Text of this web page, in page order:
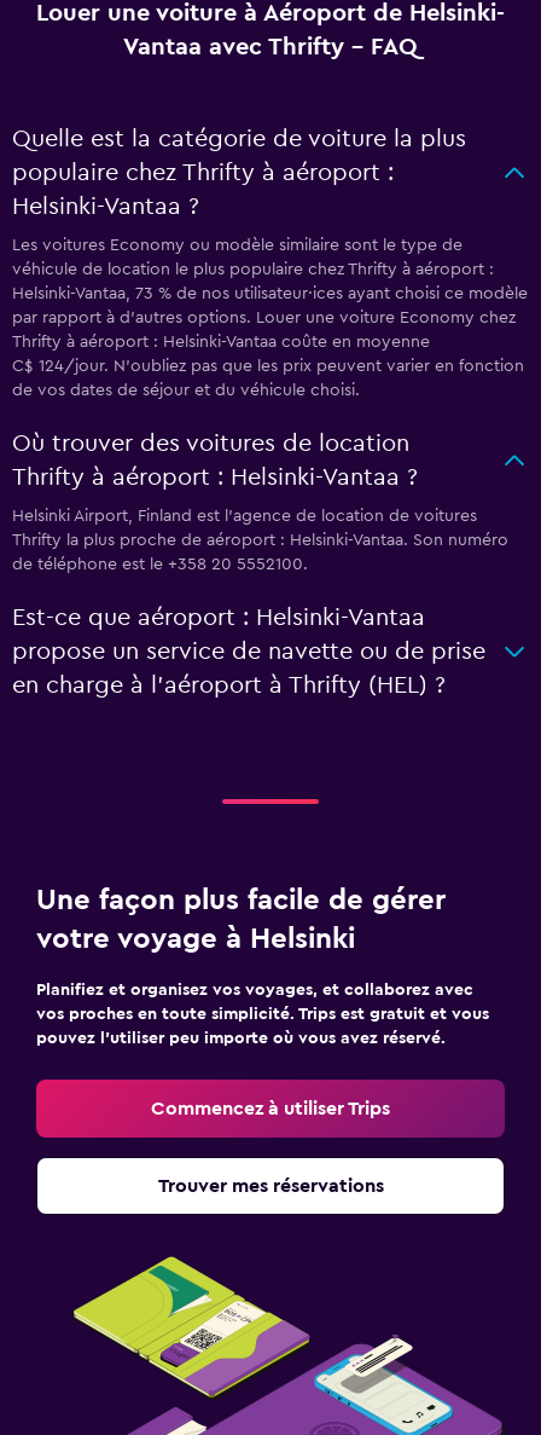
Louer une voiture à Aéroport de Helsinki-
Vantaa avec Thrifty - FAQ
Quelle est la catégorie de voiture la plus
populaire chez Thrifty à aéroport :
Helsinki-Vantaa ?
Les voitures Economy ou modèle similaire sont le type de
véhicule de location le plus populaire chez Thrifty à aéroport :
Helsinki-Vantaa, 73 % de nos utilisateur·ices ayant choisi ce modèle
par rapport à d’autres options. Louer une voiture Economy chez
Thrifty à aéroport : Helsinki-Vantaa coûte en moyenne
C$ 124/jour. N'oubliez pas que les prix peuvent varier en fonction
de vos dates de séjour et du véhicule choisi.
Où trouver des voitures de location
Thrifty à aéroport : Helsinki-Vantaa ?
Helsinki Airport, Finland est l'agence de location de voitures
Thrifty la plus proche de aéroport : Helsinki-Vantaa. Son numéro
de téléphone est le +358 20 5552100.
Est-ce que aéroport : Helsinki-Vantaa
propose un service de navette ou de prise
en charge à l’aéroport à Thrifty (HEL) ?
Une façon plus facile de gérer
votre voyage à Helsinki
Planifiez et organisez vos voyages, et collaborez avec
vos proches en toute simplicité. Trips est gratuit et vous
pouvez l’utiliser peu importe où vous avez réservé.
Commencez à utiliser Trips
Trouver mes réservations